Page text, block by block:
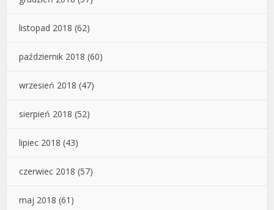
listopad 2018 (62)
październik 2018 (60)
wrzesień 2018 (47)
sierpień 2018 (52)
lipiec 2018 (43)
czerwiec 2018 (57)
maj 2018 (61)